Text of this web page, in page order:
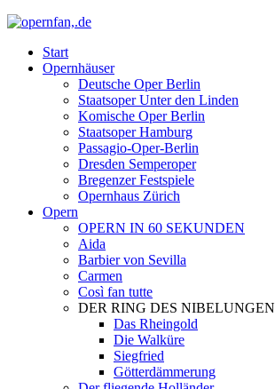
Start
Opernhäuser
Deutsche Oper Berlin
Staatsoper Unter den Linden
Komische Oper Berlin
Staatsoper Hamburg
Passagio-Oper-Berlin
Dresden Semperoper
Bregenzer Festspiele
Opernhaus Zürich
Opern
OPERN IN 60 SEKUNDEN
Aida
Barbier von Sevilla
Carmen
Così fan tutte
DER RING DES NIBELUNGEN
Das Rheingold
Die Walküre
Siegfried
Götterdämmerung